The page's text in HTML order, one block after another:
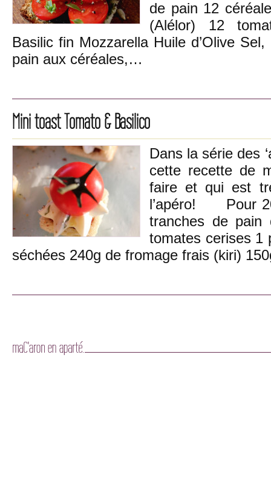
de pain 12
(Alélor) 12
Basilic fin Mozzarella Huile d’Olive
pain aux céréales,…
Mini toast Tomato & Basilico
Dans la série des
cette recette de
faire et qui est
l’apéro! Pour
tranches de
tomates cerises 1
séchées 240g de fromage frais (kiri)